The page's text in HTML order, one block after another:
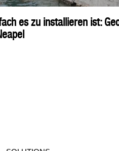
es zu installieren ist: